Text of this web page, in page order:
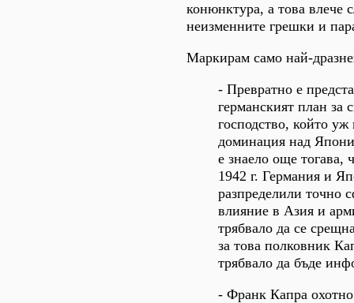
конюнктура, а това влече
неизменните грешки и
Маркирам само най-
- Превратно е
германският план за
господство, който
доминация над
е знаело още тогава,
1942 г. Германия и
разпределили точно
влияние в Азия и
трябвало да се
за това полковник
трябвало да бъде
- Франк Капра охотно